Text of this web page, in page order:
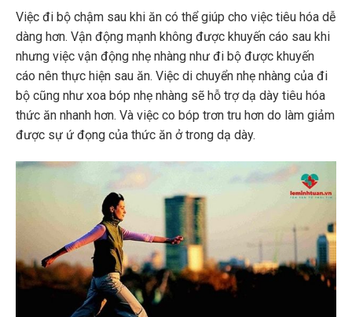
Việc đi bộ chậm sau khi ăn có thể giúp cho việc tiêu hóa dễ
dàng hơn. Vận động mạnh không được khuyến cáo sau khi
nhưng việc vận động nhẹ nhàng như đi bộ được khuyến
cáo nên thực hiện sau ăn. Việc di chuyển nhẹ nhàng của đi
bộ cũng như xoa bóp nhẹ nhàng sẽ hỗ trợ dạ dày tiêu hóa
thức ăn nhanh hơn. Và việc co bóp trơn tru hơn do làm giảm
được sự ứ đọng của thức ăn ở trong dạ dày.